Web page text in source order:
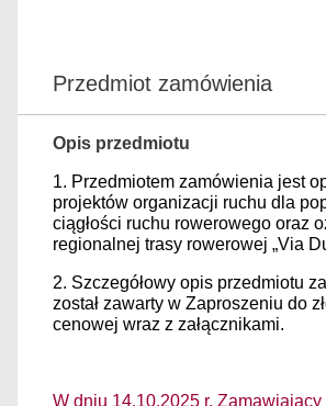
Przedmiot zamówienia
Opis przedmiotu
1. Przedmiotem zamówienia jest
projektów organizacji ruchu dla
ciągłości ruchu rowerowego oraz
regionalnej trasy rowerowej „Via
2. Szczegółowy opis przedmiotu
został zawarty w Zaproszeniu do
cenowej wraz z załącznikami.
W dniu 14.10.2025 r. Zamawiający